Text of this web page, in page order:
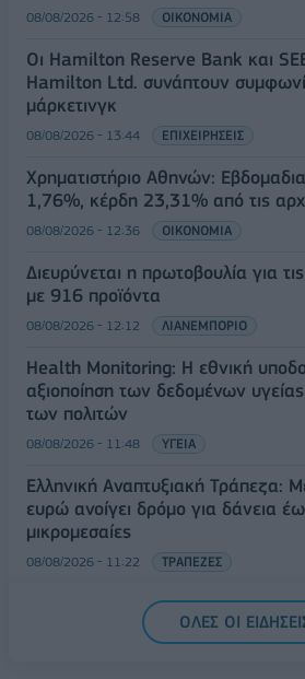
08/08/2026 - 12:58 ΟΙΚΟΝΟΜΙΑ
Οι Hamilton Reserve Bank και
Hamilton Ltd. συνάπτουν
μάρκετινγκ
08/08/2026 - 13:44 ΕΠΙΧΕΙΡΗΣΕΙΣ
Χρηματιστήριο Αθηνών:
1,76%, κέρδη 23,31% από τις
08/08/2026 - 12:36 ΟΙΚΟΝΟΜΙΑ
Διευρύνεται η πρωτοβουλία για
με 916 προϊόντα
08/08/2026 - 12:12 ΛΙΑΝΕΜΠΟΡΙΟ
Health Monitoring: Η εθνική
αξιοποίηση των δεδομένων
των πολιτών
08/08/2026 - 11:48 ΥΓΕΙΑ
Ελληνική Αναπτυξιακή Τράπεζα:
ευρώ ανοίγει δρόμο για δάνεια
μικρομεσαίες
08/08/2026 - 11:22 ΤΡΑΠΕΖΕΣ
5G παντού, 6G στον ορίζοντα: Πού
Ελλάδα στη μεγάλη τεχνολογική
ΟΛΕΣ ΟΙ